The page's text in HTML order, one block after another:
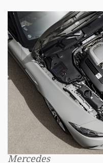
Mercedes